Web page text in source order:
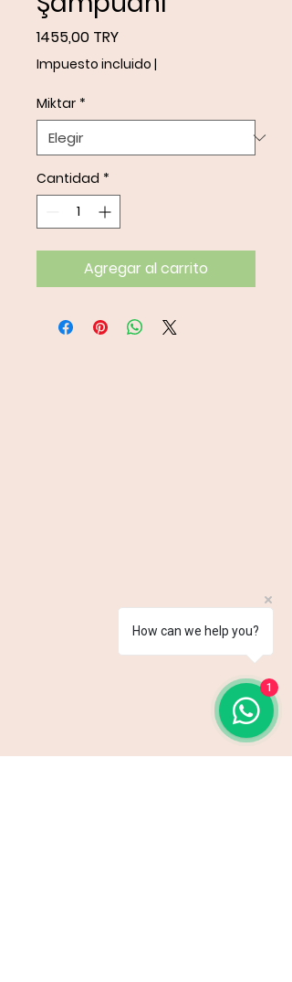
1455,00 TRYPrecio
Impuesto incluido |
Miktar *
Cantidad *
Agregar al carrito
How can we help you?
1